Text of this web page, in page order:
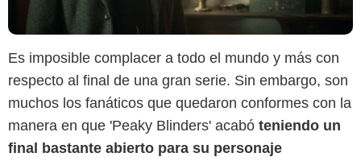
Es imposible complacer a todo el mundo y más con
respecto al final de una gran serie. Sin embargo, son
muchos los fanáticos que quedaron conformes con la
manera en que 'Peaky Blinders' acabó teniendo un
final bastante abierto para su personaje